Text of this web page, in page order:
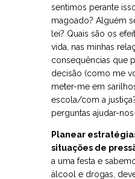
sentimos perante
magoado? Alguém
lei? Quais são os
vida, nas minhas
consequências que
decisão (como me
meter-me em
escola/com a
perguntas ajudar-
Planear
situações de
a uma festa e
álcool e drogas,